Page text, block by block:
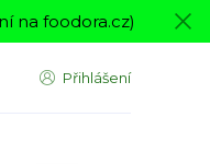
na foodora.cz)
Přihlášení